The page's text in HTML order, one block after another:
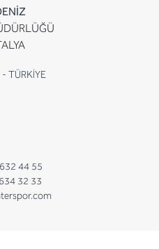
TÜRKİYE
44 55
32 33